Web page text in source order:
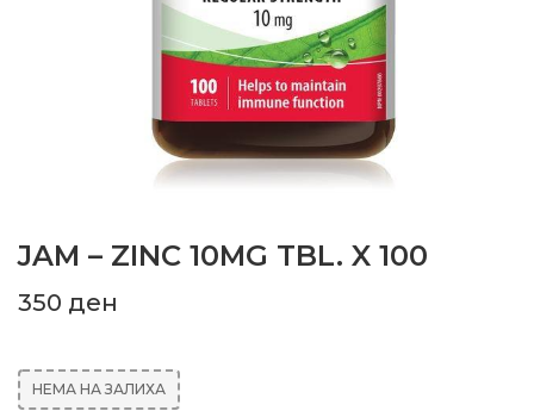
JAM – ZINC 10MG TBL. X 100
350 ден
НЕМА НА ЗАЛИХА